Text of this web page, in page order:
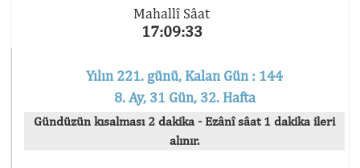
Mahallî Sâat
17:09:33
Yılın 221. günü, Kalan Gün : 144
8. Ay, 31 Gün, 32. Hafta
Gündüzün kısalması 2 dakika - Ezânî sâat 1 dakika ileri
alınır.